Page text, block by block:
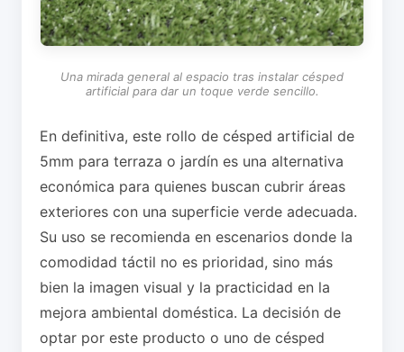
Una mirada general al espacio tras instalar césped
artificial para dar un toque verde sencillo.
En definitiva, este rollo de césped artificial de
5mm para terraza o jardín es una alternativa
económica para quienes buscan cubrir áreas
exteriores con una superficie verde adecuada.
Su uso se recomienda en escenarios donde la
comodidad táctil no es prioridad, sino más
bien la imagen visual y la practicidad en la
mejora ambiental doméstica. La decisión de
optar por este producto o uno de césped